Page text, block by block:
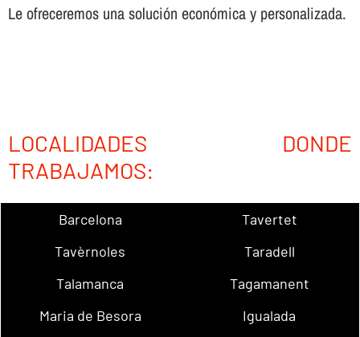
Le ofreceremos una solución económica y personalizada.
LOCALIDADES DONDE
TRABAJAMOS:
Barcelona
Tavertet
Tavèrnoles
Taradell
Talamanca
Tagamanent
Maria de Besora
Igualada